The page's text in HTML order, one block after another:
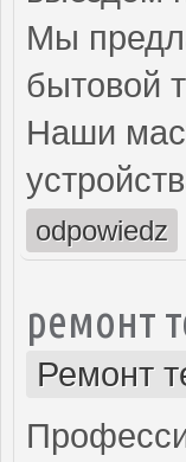
Мы
бытовой
Наши
odpowiedz
ремонт
Ремонт